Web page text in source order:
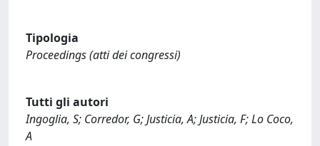
Tipologia
Proceedings (atti dei congressi)
Tutti gli autori
Ingoglia, S; Corredor, G; Justicia, A; Justicia, F; Lo Coco,
A